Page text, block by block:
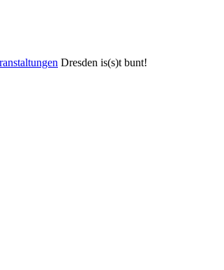
Dresden is(s)t bunt!